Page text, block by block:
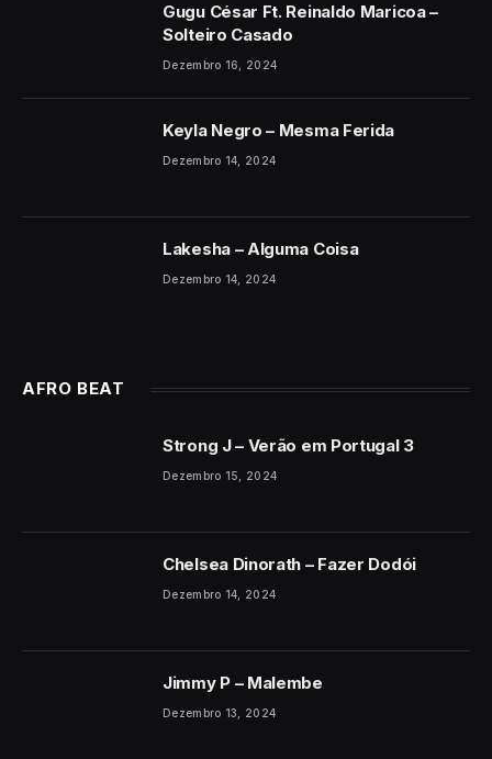
Gugu César Ft. Reinaldo Maricoa –
Solteiro Casado
Dezembro 16, 2024
Keyla Negro – Mesma Ferida
Dezembro 14, 2024
Lakesha – Alguma Coisa
Dezembro 14, 2024
AFRO BEAT
Strong J – Verão em Portugal 3
Dezembro 15, 2024
Chelsea Dinorath – Fazer Dodói
Dezembro 14, 2024
Jimmy P – Malembe
Dezembro 13, 2024